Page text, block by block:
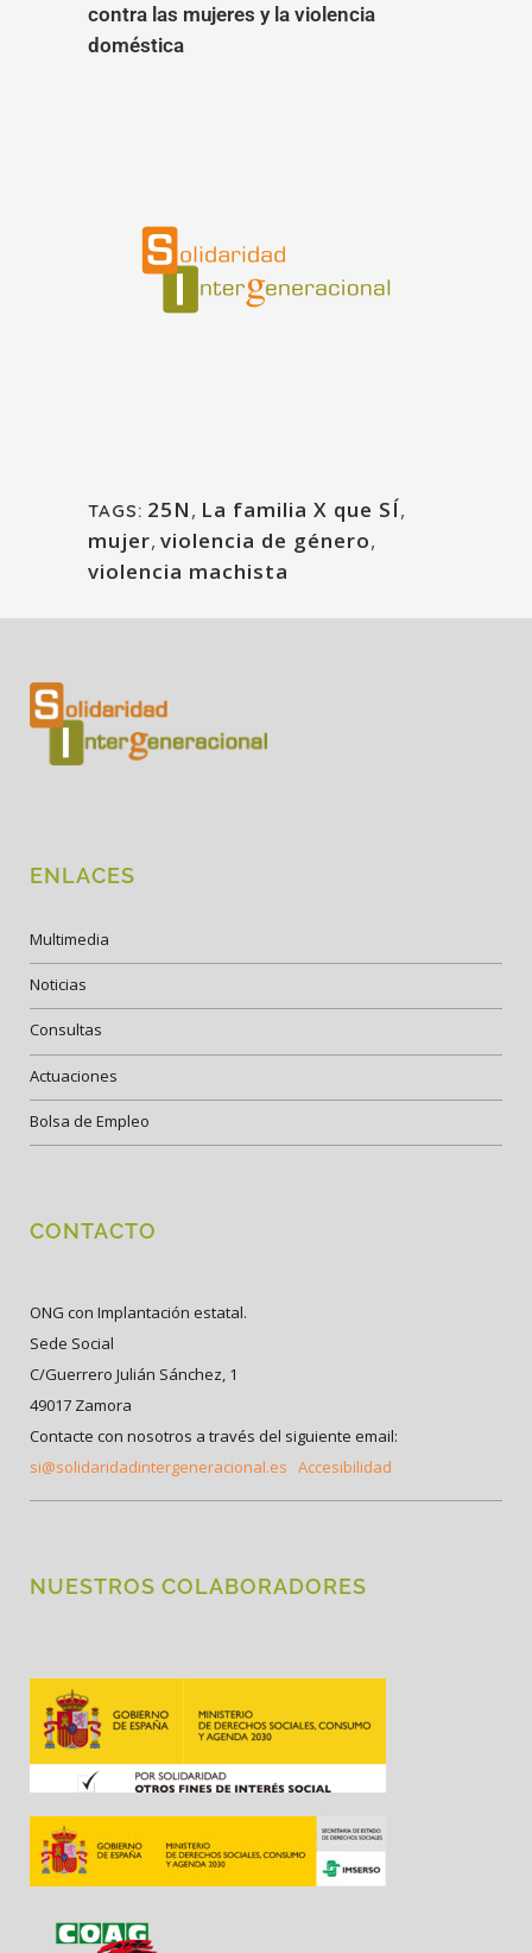
contra las mujeres y la violencia
doméstica
TAGS: 25N, La familia X que SÍ,
mujer, violencia de género,
violencia machista
ENLACES
Multimedia
Noticias
Consultas
Actuaciones
Bolsa de Empleo
CONTACTO
ONG con Implantación estatal.
Sede Social
C/Guerrero Julián Sánchez, 1
49017 Zamora
Contacte con nosotros a través del siguiente email:
si@solidaridadintergeneracional.es Accesibilidad
NUESTROS COLABORADORES